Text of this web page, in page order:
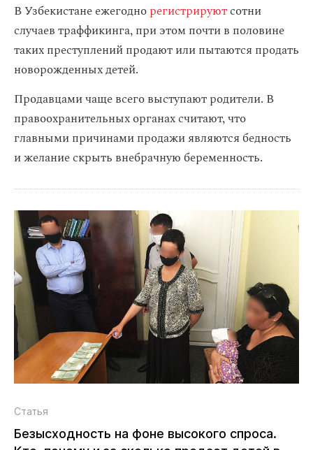
В Узбекистане ежегоднорегистрируютсотни
случаев траффикинга, при этом почти в половине
таких преступлений продают или пытаются продать
новорожденных детей.
Продавцами чаще всего выступают родители. В
правоохранительных органах считают, что
главными причинами продажи являются бедность
и желание скрыть внебрачную беременность.
Статья
Безысходность на фоне высокого спроса.